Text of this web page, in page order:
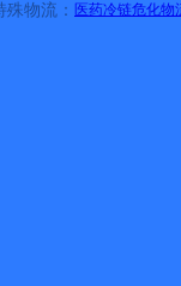
殊物流： 医药冷链危化物
岱村后